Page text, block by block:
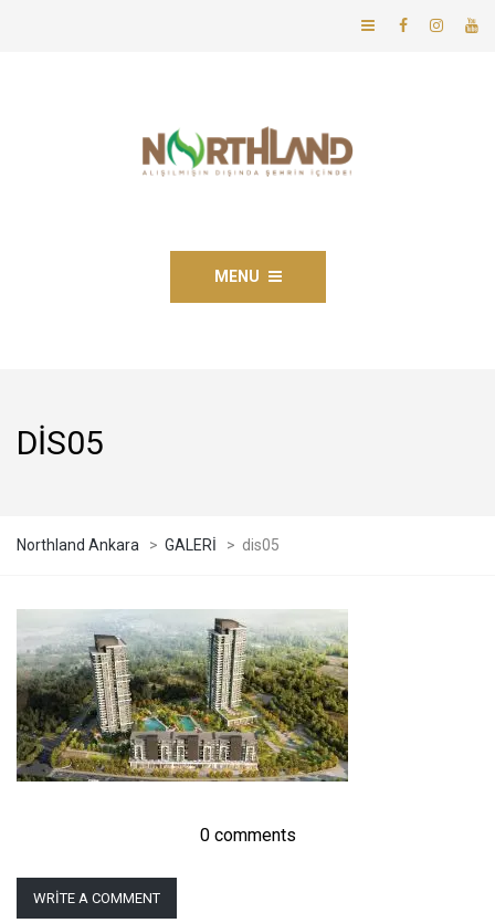
MENU
DIS05
Northland Ankara > GALERİ > dis05
0 comments
WRITE A COMMENT